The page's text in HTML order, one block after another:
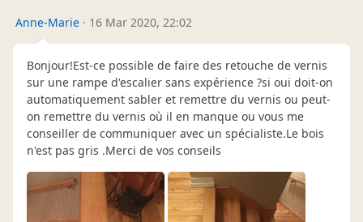
Anne-Marie · 16 Mar 2020, 22:02
Bonjour!Est-ce possible de faire des retouche de vernis
sur une rampe d'escalier sans expérience ?si oui doit-on
automatiquement sabler et remettre du vernis ou peut-
on remettre du vernis où il en manque ou vous me
conseiller de communiquer avec un spécialiste.Le bois
n'est pas gris .Merci de vos conseils